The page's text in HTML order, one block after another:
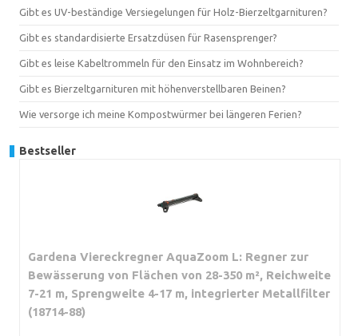
Gibt es UV-beständige Versiegelungen für Holz-Bierzeltgarnituren?
Gibt es standardisierte Ersatzdüsen für Rasensprenger?
Gibt es leise Kabeltrommeln für den Einsatz im Wohnbereich?
Gibt es Bierzeltgarnituren mit höhenverstellbaren Beinen?
Wie versorge ich meine Kompostwürmer bei längeren Ferien?
Bestseller
Gardena Viereckregner AquaZoom L: Regner zur
Bewässerung von Flächen von 28-350 m², Reichweite
7-21 m, Sprengweite 4-17 m, integrierter Metallfilter
(18714-88)